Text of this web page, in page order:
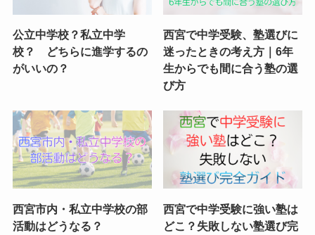
公立中学校？私立中学
校？ どちらに進学するの
がいいの？
西宮で中学受験、塾選びに
迷ったときの考え方｜6年
生からでも間に合う塾の選
び方
西宮市内・私立中学校の部
活動はどうなる？
西宮で中学受験に強い塾は
どこ？失敗しない塾選び完